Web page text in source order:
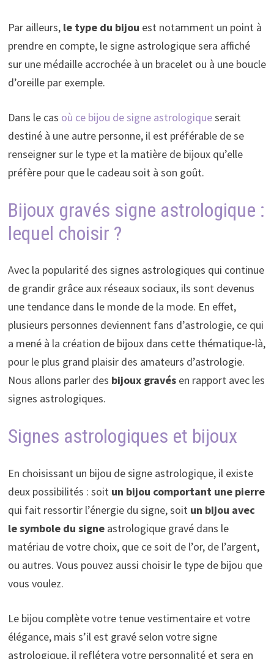
Par ailleurs,le type du bijou est notamment un point à
prendre en compte, le signe astrologique sera affiché
sur une médaille accrochée à un bracelet ou à une boucle
d’oreille par exemple.
Dans le cas où ce bijou de signe astrologiqueserait
destiné à une autre personne, il est préférable de se
renseigner sur le type et la matière de bijoux qu’elle
préfère pour que le cadeau soit à son goût.
Bijoux gravés signe astrologique :
lequel choisir ?
Avec la popularité des signes astrologiques qui continue
de grandir grâce aux réseaux sociaux, ils sont devenus
une tendance dans le monde de la mode. En effet,
plusieurs personnes deviennent fans d’astrologie, ce qui
a mené à la création de bijoux dans cette thématique-là,
pour le plus grand plaisir des amateurs d’astrologie.
Nous allons parler des bijoux gravésen rapport avec les
signes astrologiques.
Signes astrologiques et bijoux
En choisissant un bijou de signe astrologique, il existe
deux possibilités : soit un bijou comportant une pierre
qui fait ressortir l’énergie du signe, soit un bijou avec
le symbole du signeastrologique gravé dans le
matériau de votre choix, que ce soit de l’or, de l’argent,
ou autres. Vous pouvez aussi choisir le type de bijou que
vous voulez.
Le bijou complète votre tenue vestimentaire et votre
élégance, mais s’il est gravé selon votre signe
astrologique, il reflétera votre personnalité et sera en